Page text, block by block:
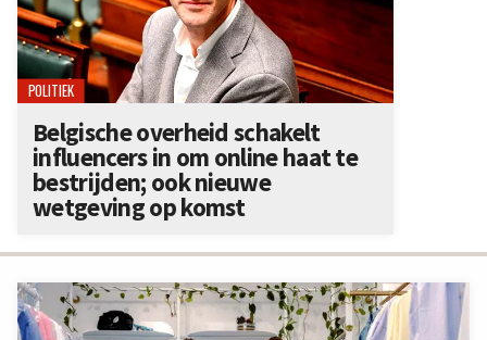
POLITIEK
Belgische overheid schakelt
influencers in om online haat te
bestrijden; ook nieuwe
wetgeving op komst